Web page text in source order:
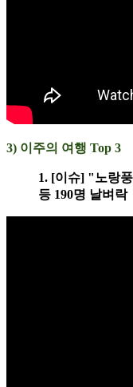
3) 이주의 여행 Top 3
1. [이슈] "노랑
등 190명 날벼락